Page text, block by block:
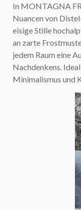
In MONTAGNA
Nuancen von
eisige Stille
an zarte
jedem Raum eine
Nachdenkens.
Minimalismus und